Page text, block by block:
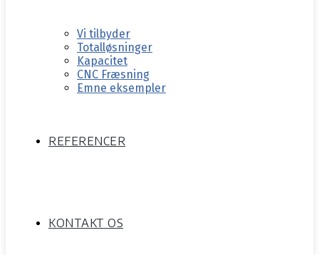
Vi tilbyder
Totalløsninger
Kapacitet
CNC Fræsning
Emne eksempler
REFERENCER
KONTAKT OS